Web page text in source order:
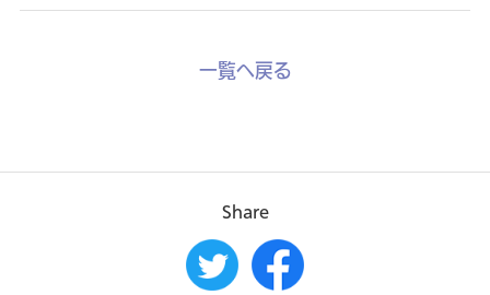
一覧へ戻る
Share